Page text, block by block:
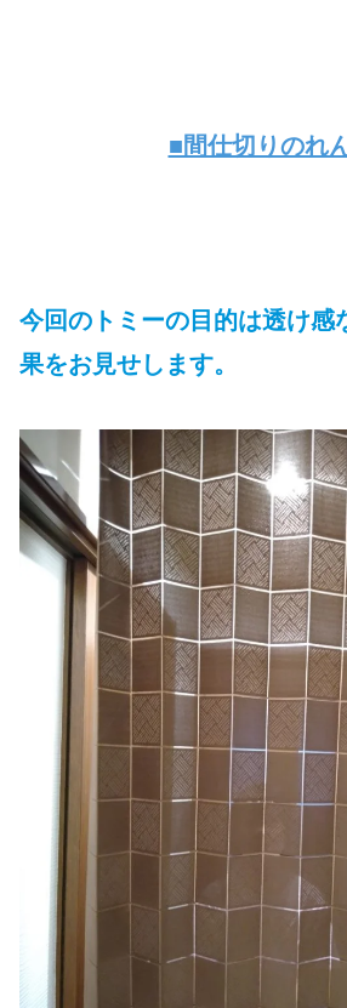
■間仕切りのれ
今回のトミーの目的は透け感
果をお見せします。